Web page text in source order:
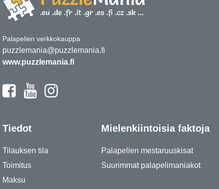
Palapelien verkkokauppa
puzzlemania@puzzlemania.fi
www.puzzlemania.fi
Tiedot
Tilauksen tila
Toimitus
Maksu
Mielenkiintoisia faktoja
Palapelien mestaruuskisat
Suurimmat palapelimaniakot